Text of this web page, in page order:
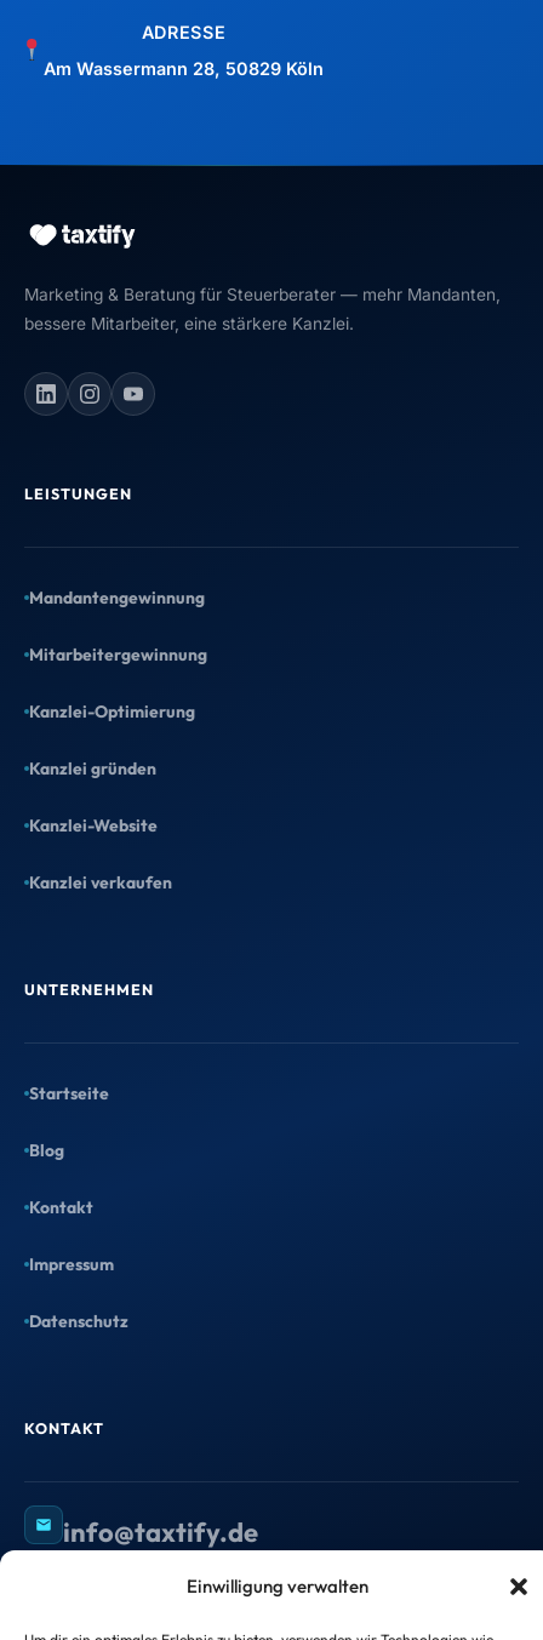
Einwilligung verwalten
ADRESSE
Am Wassermann 28, 50829 Köln
Marketing & Beratung für Steuerberater — mehr Mandanten,
bessere Mitarbeiter, eine stärkere Kanzlei.
LEISTUNGEN
Mandantengewinnung
Mitarbeitergewinnung
Kanzlei-Optimierung
Kanzlei gründen
Kanzlei-Website
Kanzlei verkaufen
UNTERNEHMEN
Startseite
Blog
Kontakt
Impressum
Datenschutz
KONTAKT
info@taxtify.de